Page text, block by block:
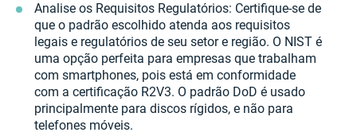
Analise os Requisitos Regulatórios: Certifique-se de
que o padrão escolhido atenda aos requisitos
legais e regulatórios de seu setor e região. O NIST é
uma opção perfeita para empresas que trabalham
com smartphones, pois está em conformidade
com a certificação R2V3. O padrão DoD é usado
principalmente para discos rígidos, e não para
telefones móveis.